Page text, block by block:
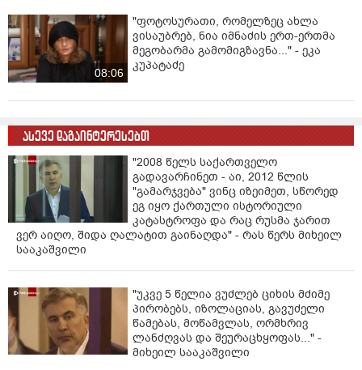
08:06
"ფოტოსურათი, რომელზეც ახლა
ვისაუბრებ, ნია იმნაძის ერთ-ერთმა
მეგობარმა გამომიგზავნა..." - ეკა
კუპატაძე
ასევე დაგაინტერესებთ
"2008 წელს საქართველო
გადავარჩინეთ - აი, 2012 წლის
"გამარჯვება" ვინც იზეიმეთ, სწორედ
ეგ იყო ქართული ისტორიული
კატასტროფა და რაც რუსმა ჯარით
ვერ აიღო, შიდა ღალატით გაინაღდა" - რას წერს მიხეილ
სააკაშვილი
"უკვე 5 წელია ვუძლებ ციხის მძიმე
პირობებს, იზოლაციას, გავუძელი
წამებას, მოწამვლას, ორმხრივ
ლანძღვას და შეურაცხყოფას..." -
მიხეილ სააკაშვილი